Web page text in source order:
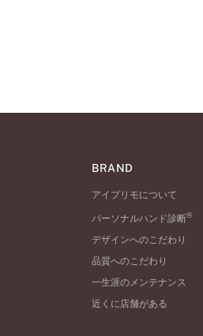
BRAND
アイプリモについて
パーソナルハンド診断®
デザインへのこだわり
品質へのこだわり
一生涯のメンテナンス
近くに店舗がある